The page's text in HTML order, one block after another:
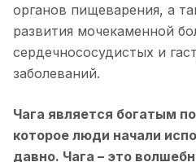
органов пищеварения, а
развития мочекаменной
сердечнососудистых и
заболеваний.
Чага является богатым
которое люди начали
давно. Чага – это